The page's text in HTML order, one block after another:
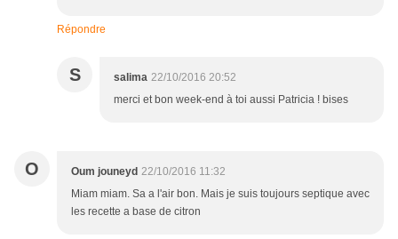
Répondre
S salima 22/10/2016 20:52
merci et bon week-end à toi aussi Patricia ! bises
O Oum jouneyd 22/10/2016 11:32
Miam miam. Sa a l'air bon. Mais je suis toujours septique avec
les recette a base de citron